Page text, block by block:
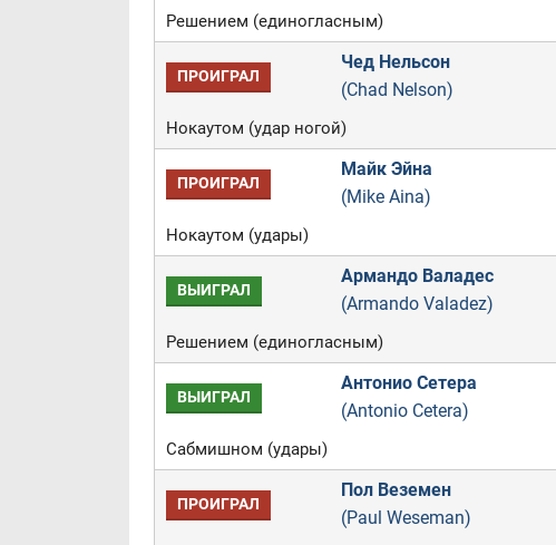
Решением (единогласным)
ПРОИГРАЛ
Чед Нельсон
(Chad Nelson)
Нокаутом (удар ногой)
ПРОИГРАЛ
Майк Эйна
(Mike Aina)
Нокаутом (удары)
ВЫИГРАЛ
Армандо Валадес
(Armando Valadez)
Решением (единогласным)
ВЫИГРАЛ
Антонио Сетера
(Antonio Cetera)
Сабмишном (удары)
ПРОИГРАЛ
Пол Веземен
(Paul Weseman)